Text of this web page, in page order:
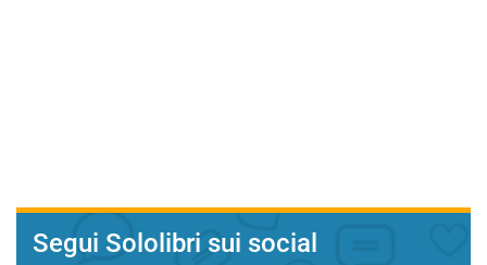
Segui Sololibri sui social